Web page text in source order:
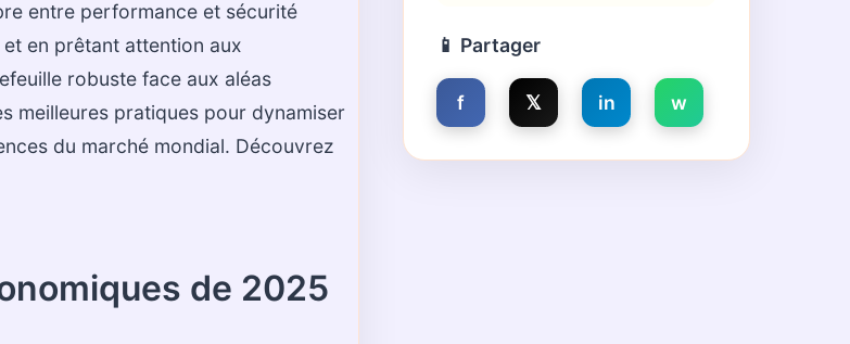
entre performance et sécurité
en prêtant attention aux
robuste face aux aléas
meilleures pratiques pour dynamiser
du marché mondial. Découvrez
de 2025
📱 Partager
f 𝕏 in w